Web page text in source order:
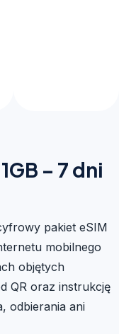
– 7 dni
pakiet eSIM
mobilnego
objętych
QR oraz instrukcję
odbierania ani